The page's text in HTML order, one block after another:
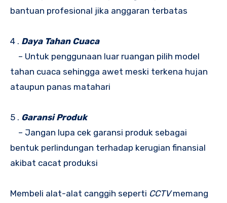
bantuan profesional jika anggaran terbatas
4 . Daya Tahan Cuaca
– Untuk penggunaan luar ruangan pilih model
tahan cuaca sehingga awet meski terkena hujan
ataupun panas matahari
5 . Garansi Produk
– Jangan lupa cek garansi produk sebagai
bentuk perlindungan terhadap kerugian finansial
akibat cacat produksi
Membeli alat-alat canggih seperti CCTVmemang